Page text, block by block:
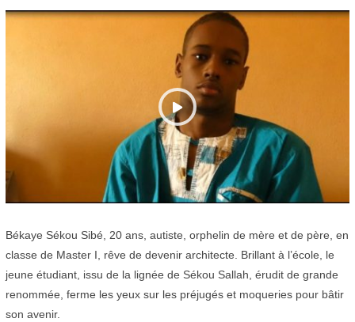
é
2
0
Békaye Sékou Sibé, 20 ans, autiste, orphelin de mère et de père, en
classe de Master I, rêve de devenir architecte. Brillant à l’école, le
jeune étudiant, issu de la lignée de Sékou Sallah, érudit de grande
renommée, ferme les yeux sur les préjugés et moqueries pour bâtir
son avenir.